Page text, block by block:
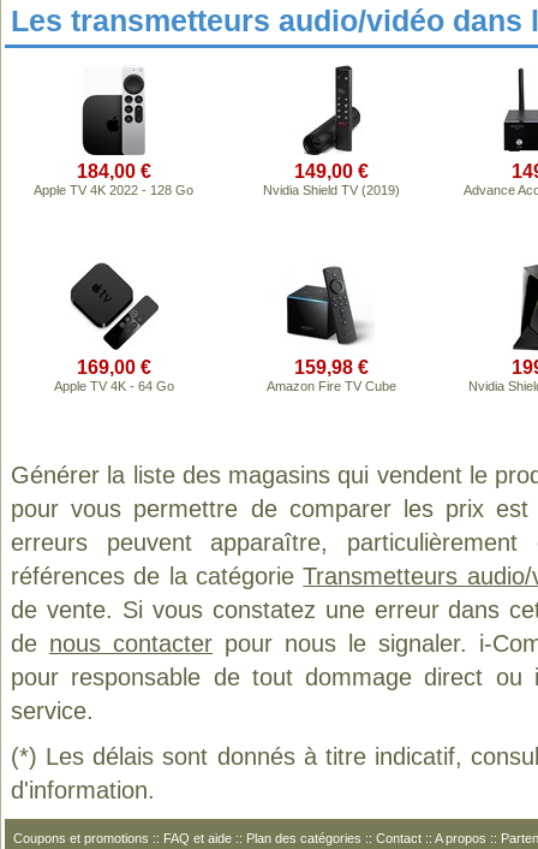
Les transmetteurs audio/vidéo dans
184,00 €
Apple TV 4K 2022 - 128 Go
149,00 €
Nvidia Shield TV (2019) Advance
169,00 €
Apple TV 4K - 64 Go
159,98 €
Amazon Fire TV Cube Nvidia
Générer la liste des magasins qui vendent le
pour vous permettre de comparer les prix
erreurs peuvent apparaître,
références de la catégorieTransmetteurs audio/
de vente. Si vous constatez une erreur dans
de nous contacter pour nous le signaler. i-
pour responsable de tout dommage direct
service.
(*) Les délais sont donnés à titre indicatif,
d'information.
Coupons et promotions :: FAQ et aide :: Plan des catégories :: Contact :: A propos ::